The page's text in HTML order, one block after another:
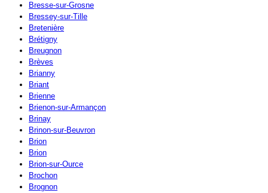
Bresse-sur-Grosne
Bressey-sur-Tille
Bretenière
Brétigny
Breugnon
Brèves
Brianny
Briant
Brienne
Brienon-sur-Armançon
Brinay
Brinon-sur-Beuvron
Brion
Brion
Brion-sur-Ource
Brochon
Brognon